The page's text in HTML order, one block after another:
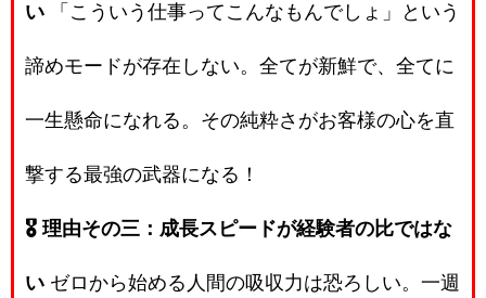
い 「こういう仕事ってこんなもんでしょ」という
諦めモードが存在しない。全てが新鮮で、全てに
一生懸命になれる。その純粋さがお客様の心を直
撃する最強の武器になる！
🎖️ 理由その三：成長スピードが経験者の比ではな
い ゼロから始める人間の吸収力は恐ろしい。一週